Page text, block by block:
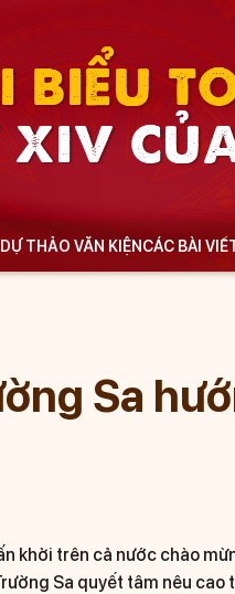
XIV
THẢO VĂN KIỆNCÁC BÀI
Sa
khởi trên cả nước chào
Sa quyết tâm nêu cao